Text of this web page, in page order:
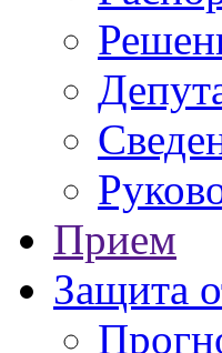
Прием
Защита